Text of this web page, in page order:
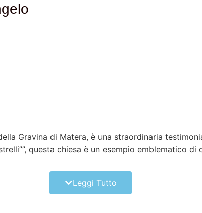
Gravina di Matera, è una straordinaria
questa chiesa è un esempio emblematico
diventare luoghi di culto. Questo tipo di
dall’UNESCO. L’accesso alla Chiesa di San
entrati, si è accolti da un ambiente suggestivo,
Leggi Tutto